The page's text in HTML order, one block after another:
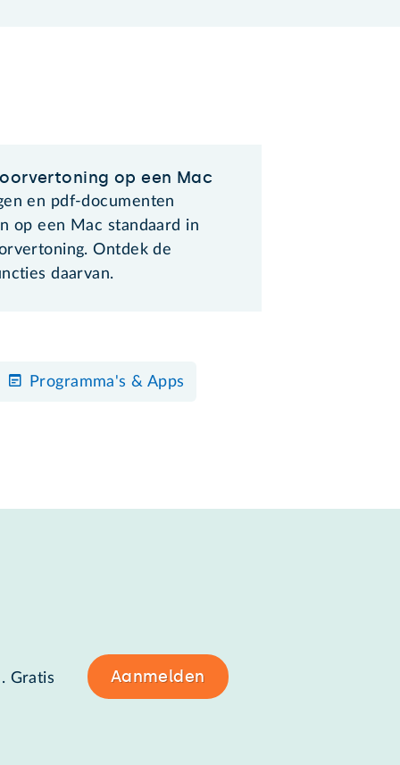
op een Mac
en pdf-documenten
op een Mac standaard in
Ontdek de
daarvan.
Programma's & Apps
Gratis Aanmelden